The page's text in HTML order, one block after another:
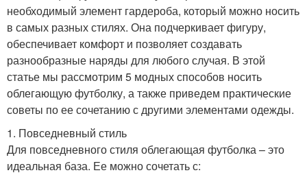
необходимый элемент гардероба, который можно носить
в самых разных стилях. Она подчеркивает фигуру,
обеспечивает комфорт и позволяет создавать
разнообразные наряды для любого случая. В этой
статье мы рассмотрим 5 модных способов носить
облегающую футболку, а также приведем практические
советы по ее сочетанию с другими элементами одежды.
1. Повседневный стиль
Для повседневного стиля облегающая футболка – это
идеальная база. Ее можно сочетать с: